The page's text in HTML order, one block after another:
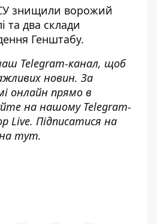
знищили ворожий
та два склади
Генштабу.
Telegram-канал, щоб
новин. За
онлайн прямо в
на нашому Telegram-
Live. Підписатися на
тут.